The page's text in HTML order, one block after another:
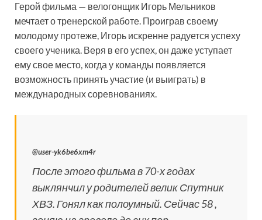
Герой фильма — велогонщик Игорь Мельников
мечтает о тренерской работе. Проиграв своему
молодому протеже, Игорь искренне радуется успеху
своего ученика. Веря в его успех, он даже уступает
ему свое место, когда у команды появляется
возможность принять участие (и выиграть) в
международных соревнованиях.
@user-yk6be6xm4r
После этого фильма в 70-х годах
выклянчил у родителей велик Спутник
ХВЗ. Гонял как полоумный. Сейчас 58 ,